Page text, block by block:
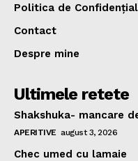
Politica de
Contact
Despre mine
Ultimele retete
Shakshuka- mancare
APERITIVE august 3, 2026
Chec umed cu lamaie